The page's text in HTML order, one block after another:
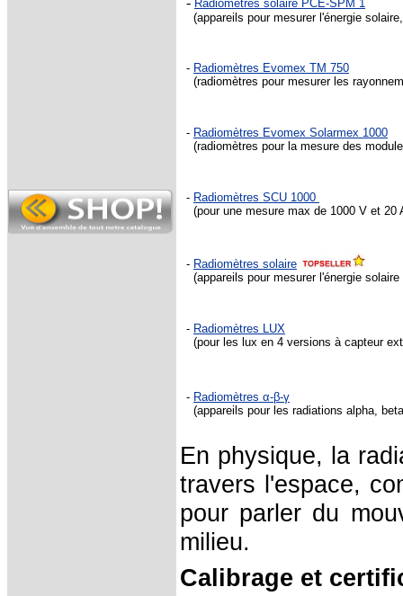
Radiomètres solaire PCE-SPM 1
(appareils pour mesurer l'énergie
- Radiomètres Evomex TM 750
(radiomètres pour mesurer les
- Radiomètres Evomex Solarmex 1000
(radiomètres pour la mesure des
- Radiomètres SCU 1000
(pour une mesure max de 1000 V et 20
- Radiomètres solaire
(appareils pour mesurer l'énergie solaire
- Radiomètres LUX
(pour les lux en 4 versions à capteur
- Radiomètres α-β-γ
(appareils pour les radiations alpha,
En physique, la
travers l'espace,
pour parler du
milieu.
Calibrage et